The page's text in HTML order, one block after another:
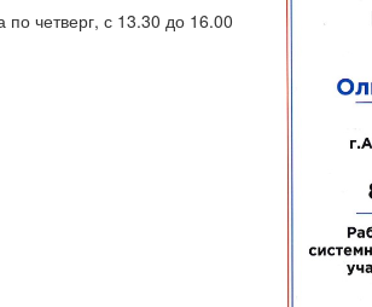
четверг, с 13.30 до 16.00